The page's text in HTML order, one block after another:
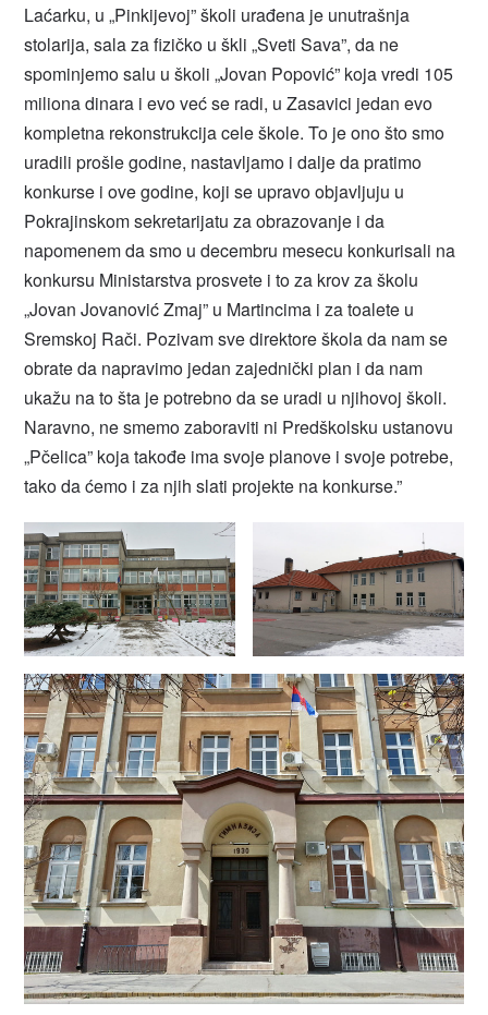
Laćarku, u „Pinkijevoj” školi urađena je unutrašnja
stolarija, sala za fizičko u škli „Sveti Sava”, da ne
spominjemo salu u školi „Jovan Popović” koja vredi 105
miliona dinara i evo već se radi, u Zasavici jedan evo
kompletna rekonstrukcija cele škole. To je ono što smo
uradili prošle godine, nastavljamo i dalje da pratimo
konkurse i ove godine, koji se upravo objavljuju u
Pokrajinskom sekretarijatu za obrazovanje i da
napomenem da smo u decembru mesecu konkurisali na
konkursu Ministarstva prosvete i to za krov za školu
„Jovan Jovanović Zmaj” u Martincima i za toalete u
Sremskoj Rači. Pozivam sve direktore škola da nam se
obrate da napravimo jedan zajednički plan i da nam
ukažu na to šta je potrebno da se uradi u njihovoj školi.
Naravno, ne smemo zaboraviti ni Predškolsku ustanovu
„Pčelica” koja takođe ima svoje planove i svoje potrebe,
tako da ćemo i za njih slati projekte na konkurse.”